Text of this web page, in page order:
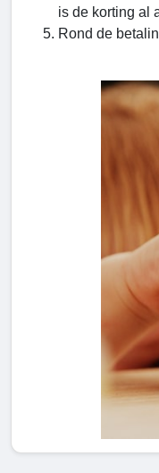
is de korting al
Rond de